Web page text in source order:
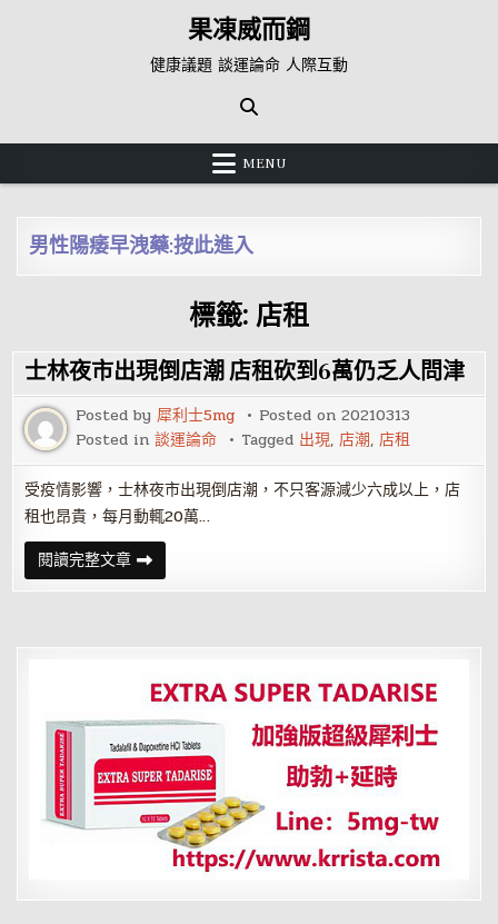
果凍威而鋼
健康議題 談運論命 人際互動
MENU
男性陽痿早洩藥:按此進入
標籤: 店租
士林夜市出現倒店潮 店租砍到6萬仍乏人問津
Posted by犀利士5mg Posted on20210313
Posted in談運論命 Tagged 出現,店潮,店租
受疫情影響，士林夜市出現倒店潮，不只客源減少六成以上，店
租也昂貴，每月動輒20萬…
閱讀完整文章士
林
夜
倒
店
租
砍
到
6
萬
仍
乏
人